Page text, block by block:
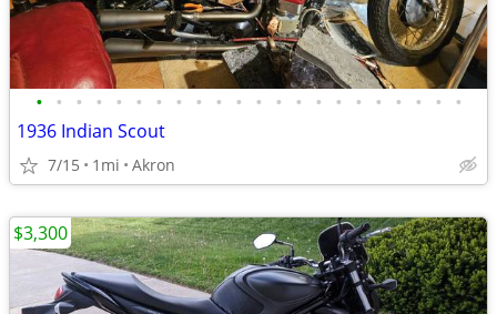
• • • • • • • • • • • • • • • • • • • • • •
1936 Indian Scout
7/15 1mi Akron
$3,300